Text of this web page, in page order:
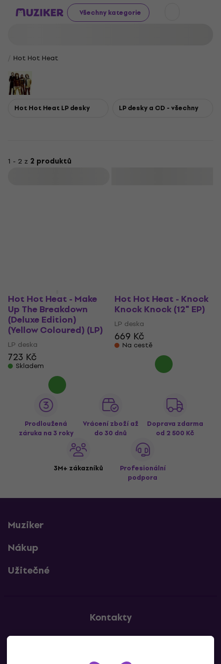
Všechny kategorie
Hot Hot Heat
Hot Hot Heat LP desky LP desky a CD - všechny
1 - 2 z 2 produktů
Hot Hot Heat - Make
Up The Breakdown
(Deluxe Edition)
(Yellow Coloured) (LP)
LP deska
723 Kč
Skladem
Hot Hot Heat - Knock
Knock Knock (12" EP)
LP deska
669 Kč
Na cestě
Prodloužená
záruka na 3 roky
Vrácení zboží až
do 30 dnů
Doprava zdarma
od 2 500 Kč
3M+ zákazníků
Profesionální
podpora
Muziker
Nákup
Užitečné
Kontakty